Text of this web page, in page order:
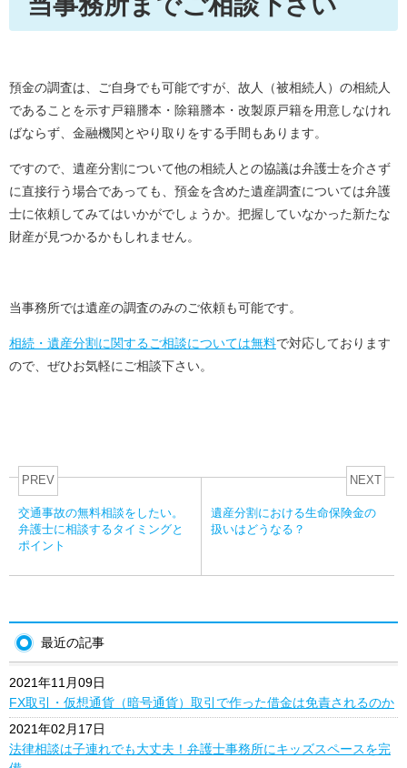
預金の調査は、ご自身でも可能ですが、故人（被相続人）の相続人
であることを示す戸籍謄本・除籍謄本・改製原戸籍を用意しなけれ
ばならず、金融機関とやり取りをする手間もあります。
ですので、遺産分割について他の相続人との協議は弁護士を介さず
に直接行う場合であっても、預金を含めた遺産調査については弁護
士に依頼してみてはいかがでしょうか。把握していなかった新たな
財産が見つかるかもしれません。
当事務所では遺産の調査のみのご依頼も可能です。
相続・遺産分割に関するご相談については無料で対応しております
ので、ぜひお気軽にご相談下さい。
PREV
交通事故の無料相談をしたい。
弁護士に相談するタイミングと
ポイント
NEXT
遺産分割における生命保険金の
扱いはどうなる？
最近の記事
2021年11月09日
FX取引・仮想通貨（暗号通貨）取引で作った借金は免責されるのか
2021年02月17日
法律相談は子連れでも大丈夫！弁護士事務所にキッズスペースを完